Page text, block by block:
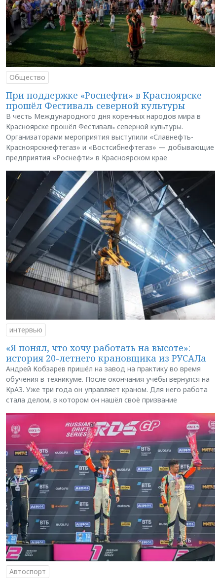
Общество
При поддержке «Роснефти» в Красноярске
прошёл Фестиваль северной культуры
В честь Международного дня коренных народов мира в
Красноярске прошёл Фестиваль северной культуры.
Организаторами мероприятия выступили «Славнефть-
Красноярскнефтегаз» и «Востсибнефтегаз» — добывающие
предприятия «Роснефти» в Красноярском крае
интервью
«Я понял, что хочу работать на высоте»:
история 20-летнего крановщика из РУСАЛа
Андрей Кобзарев пришёл на завод на практику во время
обучения в техникуме. После окончания учёбы вернулся на
КрАЗ. Уже три года он управляет краном. Для него работа
стала делом, в котором он нашёл своё призвание
Автоспорт